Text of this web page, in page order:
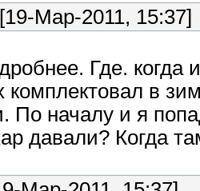
[19-Мар-2011, 15:37]
Где. когда
комплектовал в
По началу и я
давали? Когда